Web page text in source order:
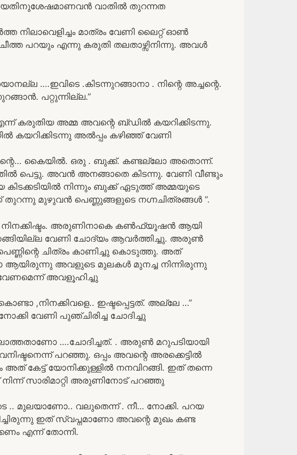
വാതിൽ തുറന്നത
മാത്രം വേണി ലൈറ്റ് ഓൺ
പറയും എന്നു കരുതി തലതാഴ്സിനിന്നു. അവൾ
….ഇവിടെ .കിടന്നുറങ്ങാനാ . നിന്റെ അച്ചന്റെ.
പറ്റുന്നില്ല.”
കരുതിയ അമ്മ അവന്റെ ബ്ഡിൽ കയറിക്കിടന്നു.
കയറിക്കിടന്നു അൽപ്പം കഴിഞ്ഞ് വേണി
കൈയിൽ. ഒരു . ബുക്ക്. കണ്ടല്ലോ അതൊന്ന്.
പെട്ടു. അവൻ അനങ്ങാതെ കിടന്നു. വേണി വീണ്ടും
നിന്നും ബുക്ക് ഏടുത്ത് അമ്മയുടെ
മുഴുവൻ പെണ്ണുങ്ങളുടെ നഗ്നചിത്രങ്ങൾ “.
നിനക്കിഷ്ടം. അരുണിനാകെ കൺഫ്യൂഷൻ ആയി
വേണി ചോദ്യം ആവർത്തിച്ചു. അരുൺ
ചിത്രം കാണിച്ചു കൊടുത്തു. അത്
ആയിരുന്നു അവളുടെ മുലകൾ മുനച്ച നിന്നിരുന്നു
അവളൂഹിച്ചു
,നിനക്കിവളെ.. ഇഷ്ടപ്പെട്ടത്. അല്ലേ …”
വേണി പുഞ്ചിരിച്ച ചോദിച്ചു
….ചോദിച്ചത്. . അരുൺ മറുപടിയായി
പറഞ്ഞു. ഒപ്പം അവന്റെ അരക്കെട്ടിൽ
കേട്ട് യോനിക്കുള്ളിൽ നനവിറങ്ങി. ഇത് തന്നെ
സാരിമാറ്റി അരുണിനോട് പറഞ്ഞു
.. മുലയാണോ.. വലുതെന്ന് . നീ… നോക്കി. പറയ
ഇത് സ്വപ്നമാണോ അവന്റെ മുഖം കണ്ട
എന്ന് തോന്നി.